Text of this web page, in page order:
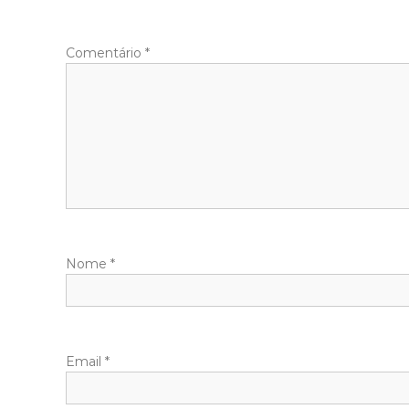
Comentário *
Nome *
Email *